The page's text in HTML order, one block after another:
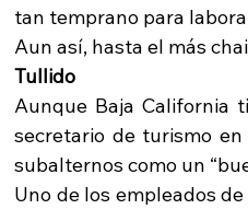
tan temprano para
Aun así, hasta el más
Tullido
Aunque Baja California
secretario de turismo
subalternos como un
Uno de los empleados